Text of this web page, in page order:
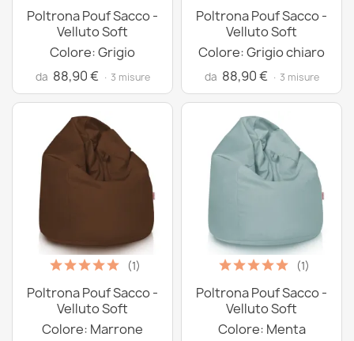
Poltrona Pouf Sacco -
Velluto Soft
Colore: Grigio
da 88,90 € · 3 misure
Poltrona Pouf Sacco -
Velluto Soft
Colore: Grigio chiaro
da 88,90 € · 3 misure
(1)
Poltrona Pouf Sacco -
Velluto Soft
Colore: Marrone
(1)
Poltrona Pouf Sacco -
Velluto Soft
Colore: Menta